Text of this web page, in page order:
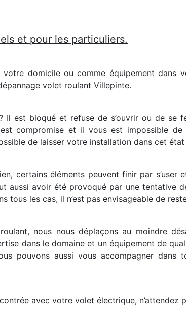
et pour les particuliers.
domicile ou comme équipement dans
volet roulant Villepinte.
Il est bloqué et refuse de s’ouvrir ou de se
compromise et il vous est impossible
de laisser votre installation dans cet état
certains éléments peuvent finir par s’user
aussi avoir été provoqué par une tentative
tous les cas, il n’est pas envisageable de
nous nous déplaçons au moindre
dans le domaine et un équipement de
pouvons aussi vous accompagner
avec votre volet électrique, n’attendez